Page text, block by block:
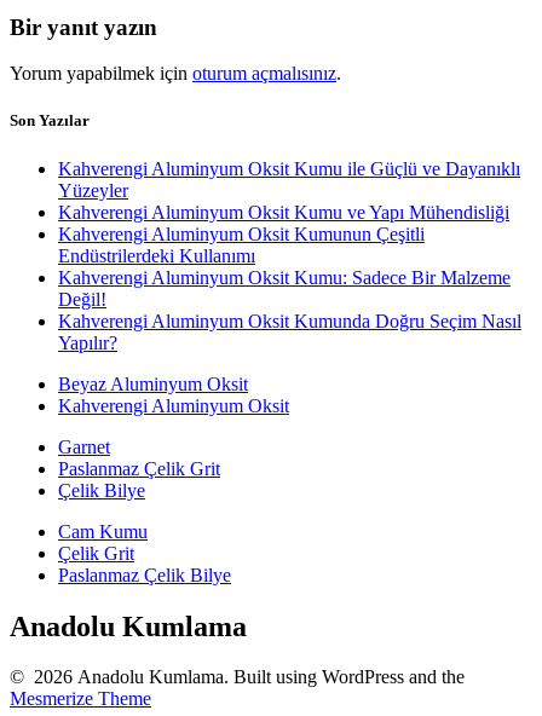
Bir yanıt yazın
Yorum yapabilmek için oturum açmalısınız.
Son Yazılar
Kahverengi Aluminyum Oksit Kumu ile Güçlü ve Dayanıklı
Yüzeyler
Kahverengi Aluminyum Oksit Kumu ve Yapı Mühendisliği
Kahverengi Aluminyum Oksit Kumunun Çeşitli
Endüstrilerdeki Kullanımı
Kahverengi Aluminyum Oksit Kumu: Sadece Bir Malzeme
Değil!
Kahverengi Aluminyum Oksit Kumunda Doğru Seçim Nasıl
Yapılır?
Beyaz Aluminyum Oksit
Kahverengi Aluminyum Oksit
Garnet
Paslanmaz Çelik Grit
Çelik Bilye
Cam Kumu
Çelik Grit
Paslanmaz Çelik Bilye
Anadolu Kumlama
© 2026 Anadolu Kumlama. Built using WordPress and the
Mesmerize Theme